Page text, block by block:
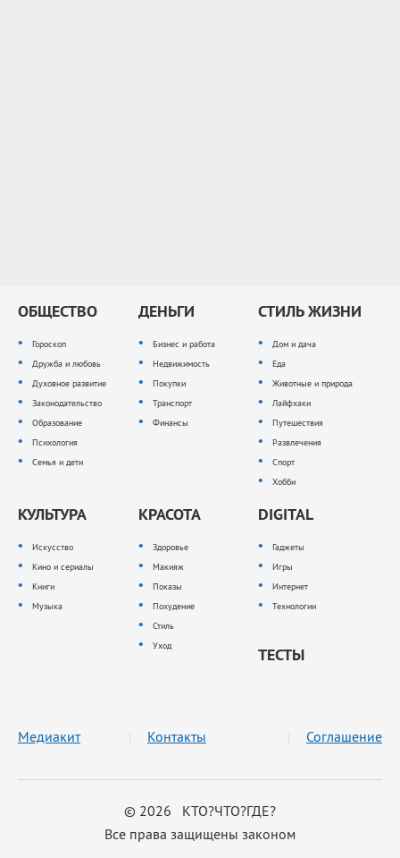
ОБЩЕСТВО
Гороскоп
Дружба и любовь
Духовное развитие
Законодательство
Образование
Психология
Семья и дети
ДЕНЬГИ
Бизнес и работа
Недвижимость
Покупки
Транспорт
Финансы
СТИЛЬ ЖИЗНИ
Дом и дача
Еда
Животные и природа
Лайфхаки
Путешествия
Развлечения
Спорт
Хобби
КУЛЬТУРА
Искусство
Кино и сериалы
Книги
Музыка
КРАСОТА
Здоровье
Макияж
Показы
Похудение
Стиль
Уход
DIGITAL
Гаджеты
Игры
Интернет
Технологии
ТЕСТЫ
© 2026 КТО?ЧТО?ГДЕ?
Все права защищены законом
Медиакит Контакты Соглашение